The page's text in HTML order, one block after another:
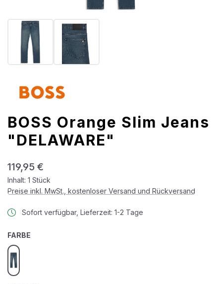
BOSS Orange Slim Jeans
"DELAWARE"
Regulärer Preis:
119,95 €
Inhalt: 1 Stück
Preise inkl. MwSt., kostenloser Versand und Rückversand
Sofort verfügbar, Lieferzeit: 1-2 Tage
FARBE
blue